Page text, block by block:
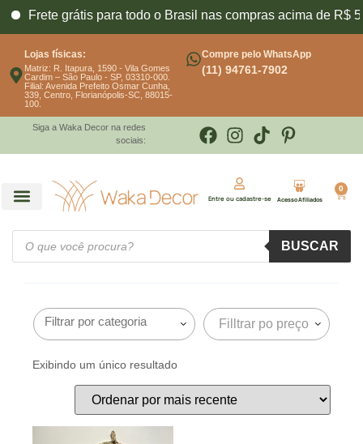
Frete grátis para todo o Brasil nas compras acima de R$
Lojas físicas:
Matriz: R. Itapura, 1590 - Vila Gomes
Cardim – São Paulo - SP, 03310-000.
Filial: Avenida Prefeito Osmar Cunha,
339, Centro, Florianópolis-SC, 88015-
100.
Compre pelo WhatsApp
(11) 94761-7902
Siga a Waka Decor na redes
sociais:
Entre ou cadastre-se Acesso Afiliados
0
BUSCAR
Filltrar po preço
Exibindo um único resultado